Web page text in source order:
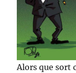
Alors que sort